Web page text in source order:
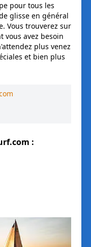
pour tous les
glisse en général
Vous trouverez sur
vous avez besoin
plus venez
et bien plus
: